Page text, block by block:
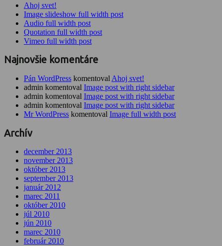
Ahoj svet!
Image slideshow full width post
Audio full width post
Quotation full width post
Vimeo full width post
Najnovšie komentáre
Pán WordPress komentoval Ahoj svet!
admin komentoval Image post with right sidebar
admin komentoval Image post with right sidebar
admin komentoval Image post with right sidebar
Mr WordPress komentoval Image full width post
Archív
december 2013
november 2013
október 2013
september 2013
január 2012
marec 2011
október 2010
júl 2010
jún 2010
marec 2010
február 2010